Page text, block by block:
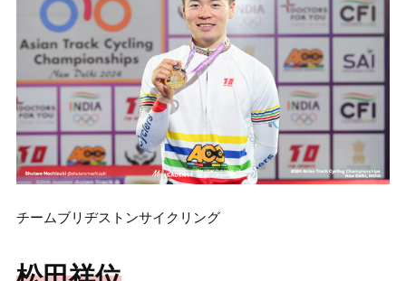
チームブリヂストンサイクリング